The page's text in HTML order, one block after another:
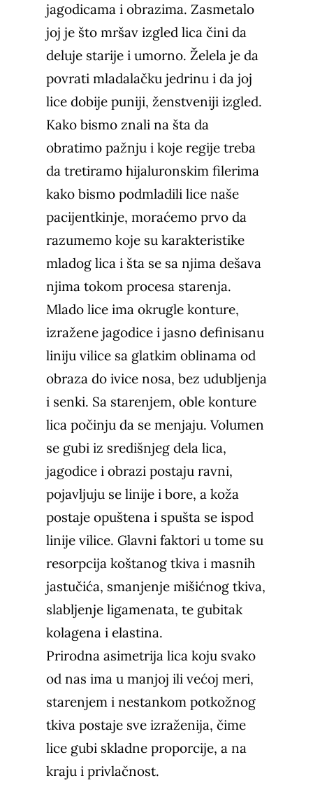
jagodicama i obrazima. Zasmetalo
joj je što mršav izgled lica čini da
deluje starije i umorno. Želela je da
povrati mladalačku jedrinu i da joj
lice dobije puniji, ženstveniji izgled.
Kako bismo znali na šta da
obratimo pažnju i koje regije treba
da tretiramo hijaluronskim filerima
kako bismo podmladili lice naše
pacijentkinje, moraćemo prvo da
razumemo koje su karakteristike
mladog lica i šta se sa njima dešava
njima tokom procesa starenja.
Mlado lice ima okrugle konture,
izražene jagodice i jasno definisanu
liniju vilice sa glatkim oblinama od
obraza do ivice nosa, bez udubljenja
i senki. Sa starenjem, oble konture
lica počinju da se menjaju. Volumen
se gubi iz središnjeg dela lica,
jagodice i obrazi postaju ravni,
pojavljuju se linije i bore, a koža
postaje opuštena i spušta se ispod
linije vilice. Glavni faktori u tome su
resorpcija koštanog tkiva i masnih
jastučića, smanjenje mišićnog tkiva,
slabljenje ligamenata, te gubitak
kolagenai elastina.
Prirodna asimetrija lica koju svako
od nas ima u manjoj ili većoj meri,
starenjem i nestankom potkožnog
tkiva postaje sve izraženija, čime
lice gubi skladne proporcije, a na
kraju iprivlačnost.